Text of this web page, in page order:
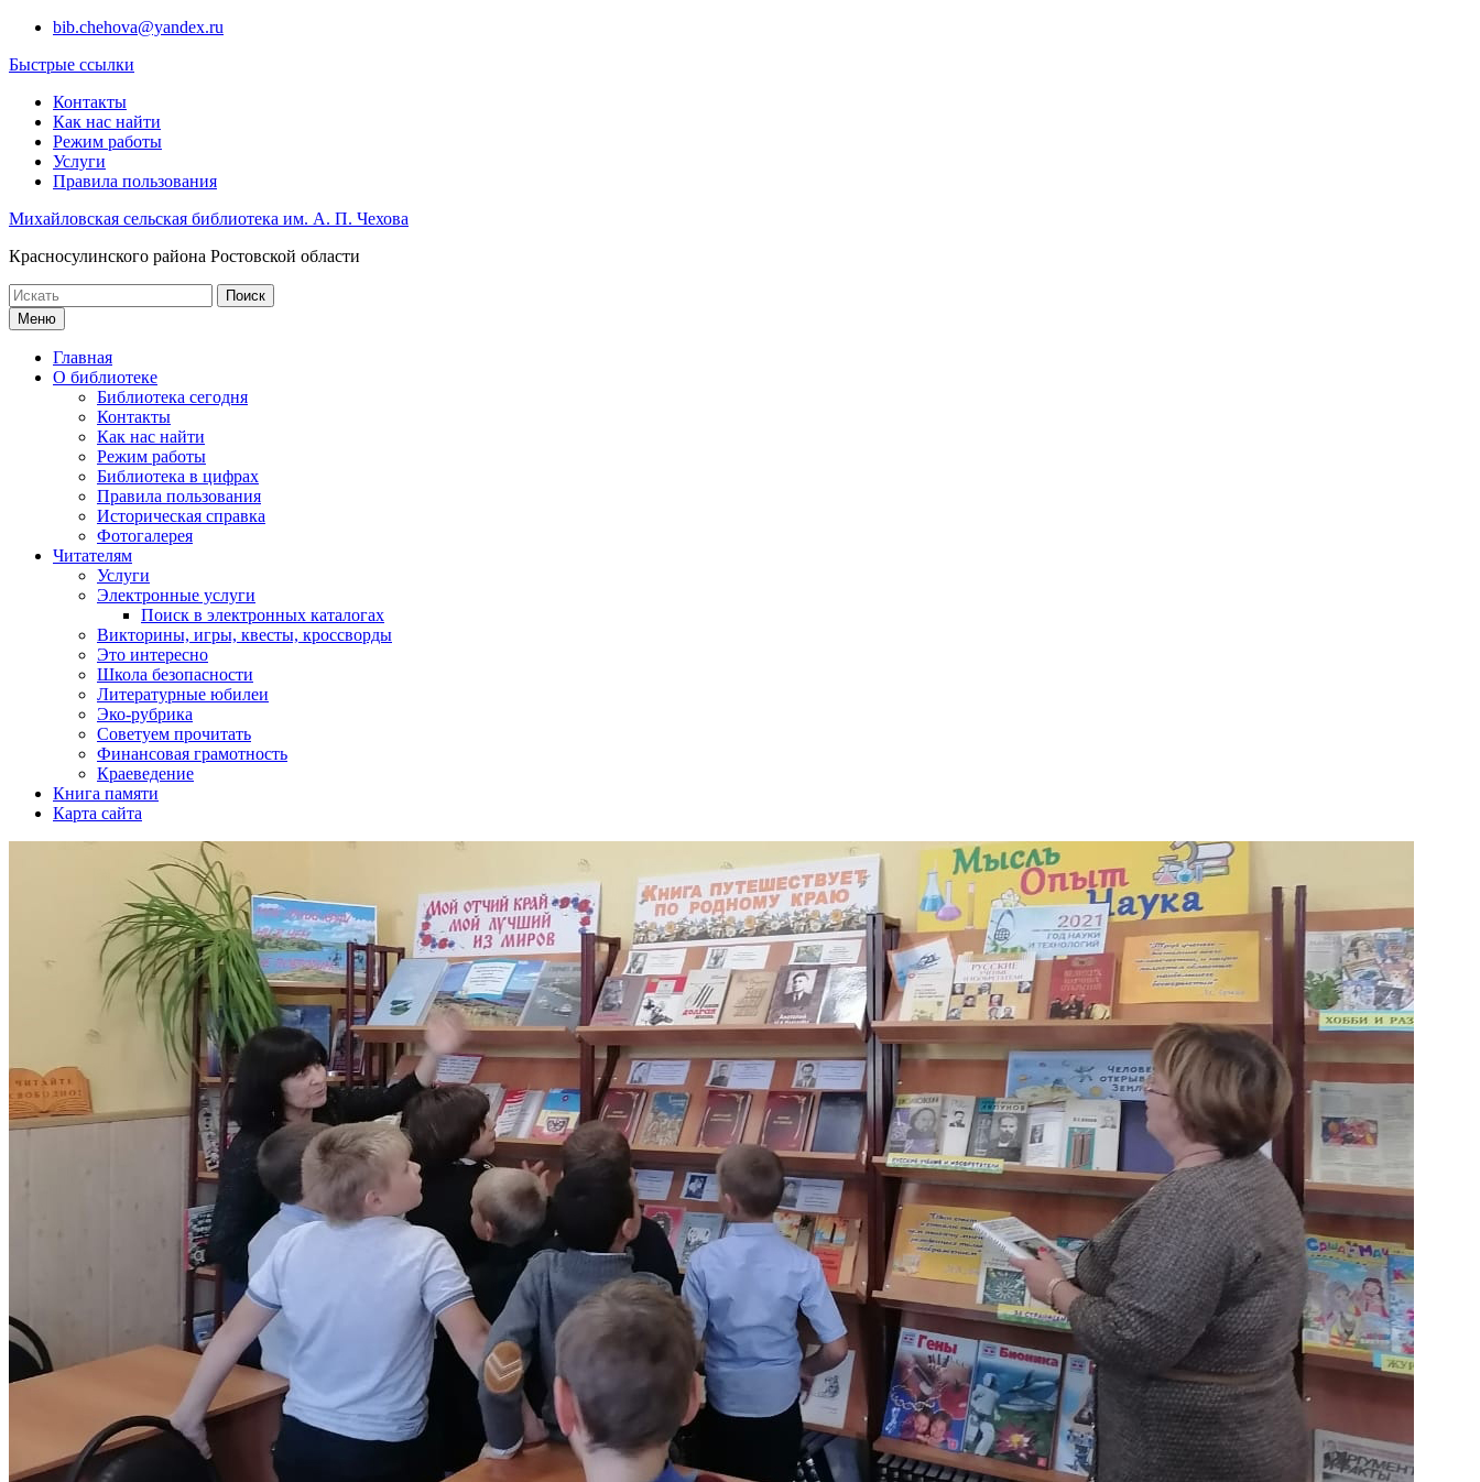
Перейти
содержимому
bib.chehova@yandex.ru
Быстрые ссылки
Контакты
Как нас найти
Режим работы
Услуги
Правила пользования
Михайловская сельская библиотека им. А. П. Чехова
Красносулинского района Ростовской области
Поиск
по:Меню
Главная
О библиотеке
Библиотека сегодня
Контакты
Как нас найти
Режим работы
Библиотека в цифрах
Правила пользования
Историческая справка
Фотогалерея
Читателям
Услуги
Электронные услуги
Поиск в электронных каталогах
Викторины, игры, квесты, кроссворды
Это интересно
Школа безопасности
Литературные юбилеи
Эко-рубрика
Советуем прочитать
Финансовая грамотность
Краеведение
Книга памяти
Карта сайта